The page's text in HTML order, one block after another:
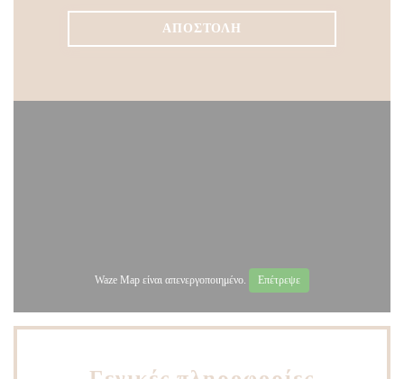
Waze Map είναι απενεργοποιημένο. Επέτρεψε